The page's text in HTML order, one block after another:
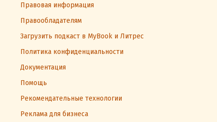
Правовая информация
Правообладателям
Загрузить подкаст в MyBook и Литрес
Политика конфиденциальности
Документация
Помощь
Рекомендательные технологии
Реклама для бизнеса